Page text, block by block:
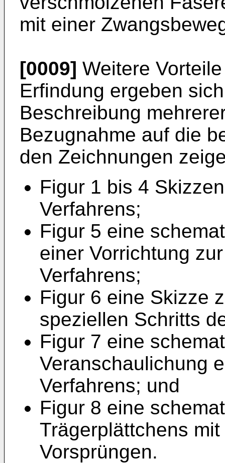
mit einer
[0009] Weitere
Erfindung ergeben
Beschreibung
Bezugnahme auf die
den Zeichnungen
Figur 1 bis 4
Verfahrens;
Figur 5 eine
einer Vorrichtung
Verfahrens;
Figur 6 eine Skizze
speziellen Schritts
Figur 7 eine
Veranschaulichung
Verfahrens; und
Figur 8 eine
Trägerplättchens
Vorsprüngen.